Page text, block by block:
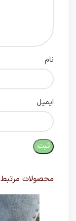
نام
ایمیل
محصولات مرتبط